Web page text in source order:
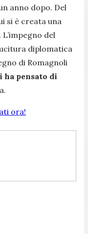
anno dopo. Del
si è creata una
del
diplomatica
di Romagnoli
ha pensato di
ora!